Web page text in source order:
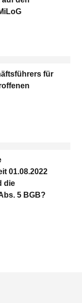
für
01.08.2022
die
5 BGB?